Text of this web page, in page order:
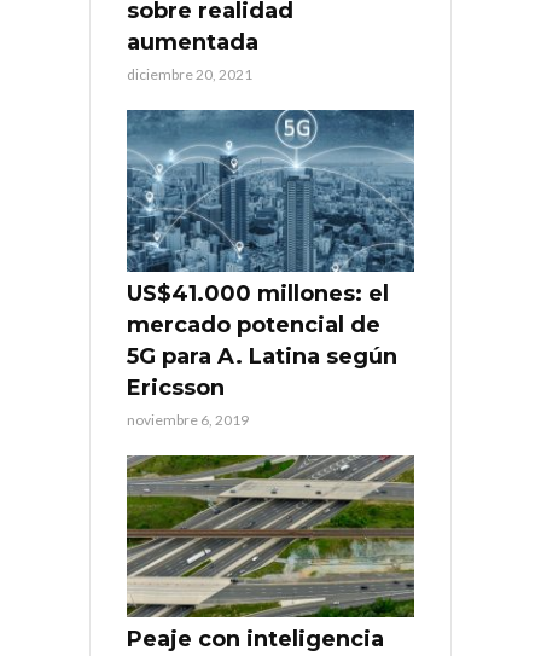
sobre realidad
aumentada
diciembre 20, 2021
US$41.000 millones: el
mercado potencial de
5G para A. Latina según
Ericsson
noviembre 6, 2019
Peaje con inteligencia